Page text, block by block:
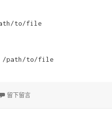
to/file
/path/to/file
留下留言